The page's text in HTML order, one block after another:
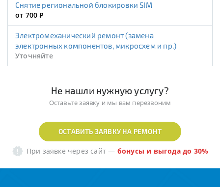
Снятие региональной блокировки SIM
от 700Р
Электромеханический ремонт (замена
электронных компонентов, микросхем и пр.)
Уточняйте
Не нашли нужную услугу?
Оставьте заявку и мы вам перезвоним
ОСТАВИТЬ ЗАЯВКУ НА РЕМОНТ
При заявке через сайт — бонусы и выгода до 30%